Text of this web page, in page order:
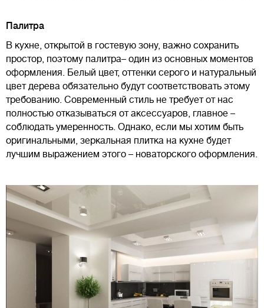
Палитра
В кухне, открытой в гостевую зону, важно сохранить
простор, поэтому палитра– один из основных моментов
оформления. Белый цвет, оттенки серого и натуральный
цвет дерева обязательно будут соответствовать этому
требованию. Современный стиль не требует от нас
полностью отказываться от аксессуаров, главное –
соблюдать умеренность. Однако, если мы хотим быть
оригинальными, зеркальная плитка на кухне будет
лучшим выражением этого – новаторского оформления.